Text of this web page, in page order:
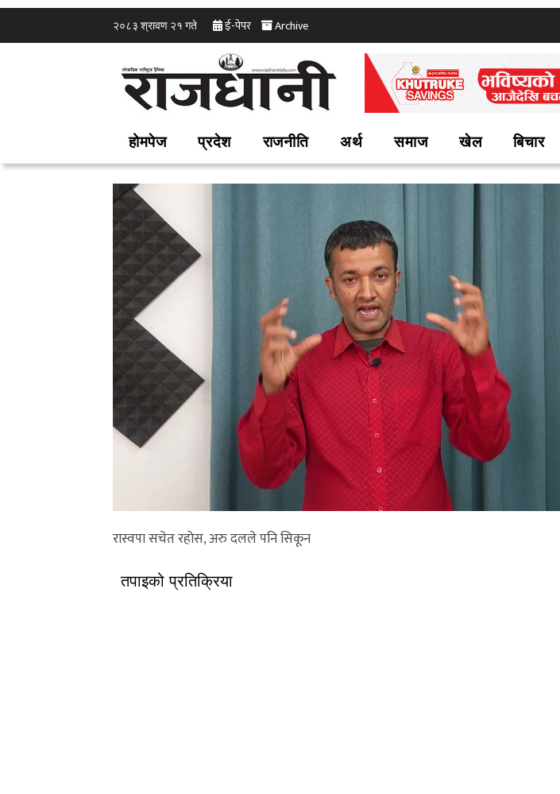
२०८३ श्रावण २१ गते ई-पेपर Archive
होमपेज प्रदेश राजनीति अर्थ समाज खेल बिचार
रास्वपा सचेत रहोस, अरु दलले पनि सिकून
तपाइको प्रतिक्रिया